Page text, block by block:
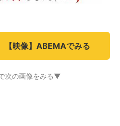
【映像】ABEMAでみる
次の画像をみる▼